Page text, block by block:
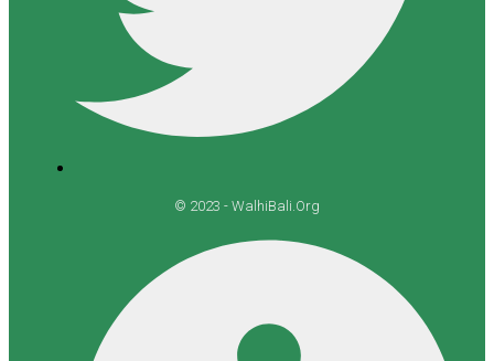
© 2023 - WalhiBali.Org